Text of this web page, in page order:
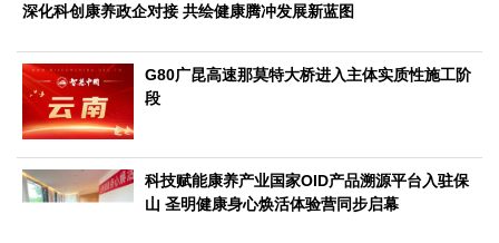
文化
中华文化 核心价值 文化产业 文化事业
艺术百家
文化观察
智海钩沉
社会
社会治理 社会保障 城乡发展 民生建设
深化科创康养政企对接 共绘健康腾冲发展新蓝图
G80广昆高速那莫特大桥进入主体实质性施工阶
段
科技赋能康养产业国家OID产品溯源平台入驻保
山 圣明健康身心焕活体验营同步启幕